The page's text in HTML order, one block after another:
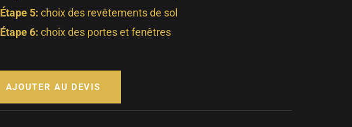
Étape 5: choix des revêtements de sol
Étape 6: choix des portes et fenêtres
AJOUTER AU DEVIS